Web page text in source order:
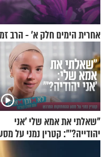
אחרית הימים חלק א’ - הרב
"שאלתי את אמא שלי 'אני
יהודייה?'": קטרין נמני על